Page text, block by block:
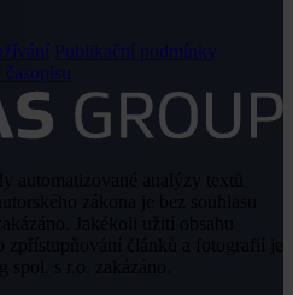
Publikační podmínky
časopisu
zpřístupňování článků a fotografií je